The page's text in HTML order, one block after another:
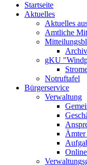
Startseite
Aktuelles
Aktuelles
Amtliche
gKU
Notruftafel
Bürgerservice
Verwaltung
Ämter